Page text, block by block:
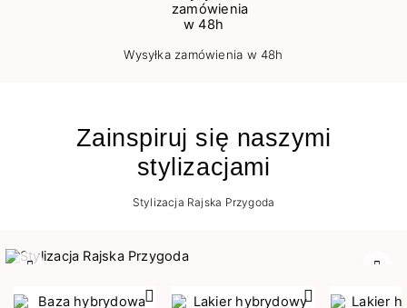
Wysyłka zamówienia w 48h
Zainspiruj się naszymi
stylizacjami
Stylizacja Rajska Przygoda